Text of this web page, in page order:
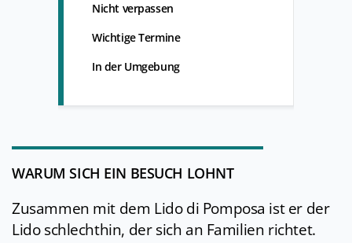
Nicht verpassen
Wichtige Termine
In der Umgebung
WARUM SICH EIN BESUCH LOHNT
Zusammen mit dem Lido di Pomposa ist er der
Lido schlechthin, der sich an Familien richtet.